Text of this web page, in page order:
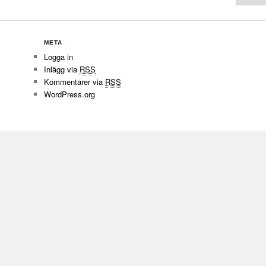
META
Logga in
Inlägg via RSS
Kommentarer via RSS
WordPress.org